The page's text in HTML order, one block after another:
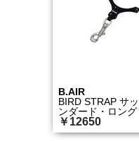
B.AIR
BIRD STRAP サ
ンダード・ロン
￥12650